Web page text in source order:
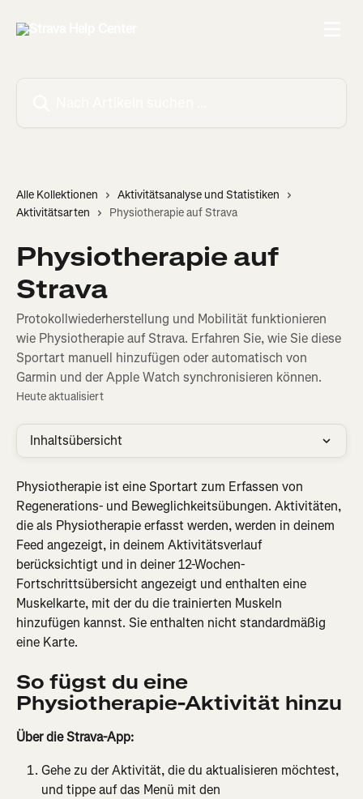
Alle Kollektionen
Aktivitätsanalyse und Statistiken
Aktivitätsarten
Physiotherapie auf Strava
Physiotherapie auf
Strava
Protokollwiederherstellung und Mobilität funktionieren
wie Physiotherapie auf Strava. Erfahren Sie, wie Sie diese
Sportart manuell hinzufügen oder automatisch von
Garmin und der Apple Watch synchronisieren können.
Heute aktualisiert
Inhaltsübersicht
Physiotherapie ist eine Sportart zum Erfassen von
Regenerations- und Beweglichkeitsübungen. Aktivitäten,
die als Physiotherapie erfasst werden, werden in deinem
Feed angezeigt, in deinem Aktivitätsverlauf
berücksichtigt und in deiner 12-Wochen-
Fortschrittsübersicht angezeigt und enthalten eine
Muskelkarte, mit der du die trainierten Muskeln
hinzufügen kannst. Sie enthalten nicht standardmäßig
eine Karte.
So fügst du eine
Physiotherapie-Aktivität hinzu
Über die Strava-App:
Gehe zu der Aktivität, die du aktualisieren möchtest,
und tippe auf das Menü mit den